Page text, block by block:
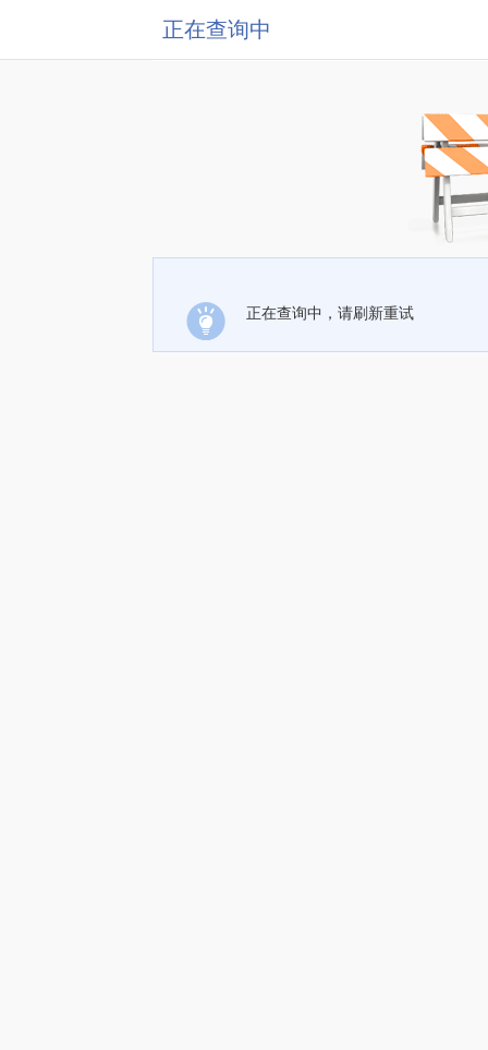
正在查询中
正在查询中，请刷新重试